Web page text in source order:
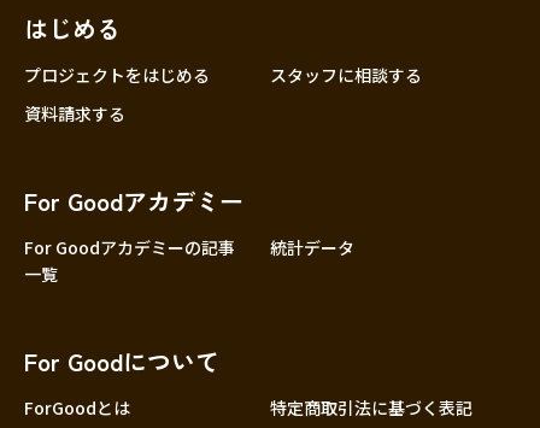
はじめる
プロジェクトをはじめる
スタッフに相談する
資料請求する
For Goodアカデミー
For Goodアカデミーの記事
一覧
統計データ
For Goodについて
ForGoodとは
特定商取引法に基づく表記